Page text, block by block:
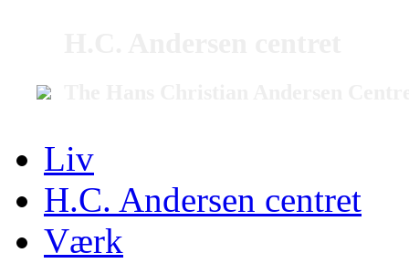
Liv
H.C. Andersen centret
Værk